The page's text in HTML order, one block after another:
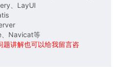
、LayUI
、Navicat等
讲解也可以给我留言咨